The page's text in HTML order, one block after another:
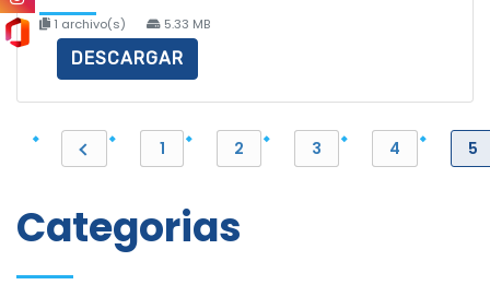
1 archivo(s) 5.33 MB
DESCARGAR
1 2 3 4 5
Categorias